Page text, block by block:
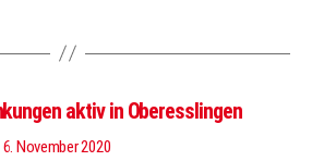
aktiv in Oberesslingen
6. November 2020